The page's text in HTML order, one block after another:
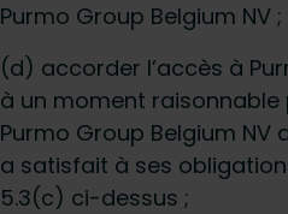
Purmo Group Belgium NV ;
(d) accorder l’accès à
à un moment
Purmo Group Belgium NV
a satisfait à ses
5.3(c) ci-dessus ;